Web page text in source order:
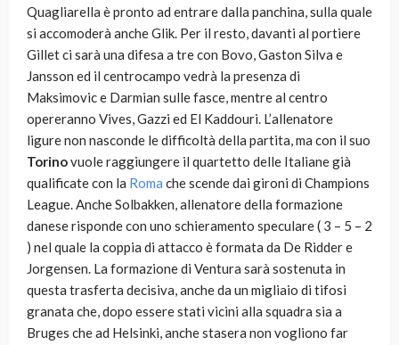
Quagliarella è pronto ad entrare dalla panchina, sulla quale
si accomoderà anche Glik. Per il resto, davanti al portiere
Gillet ci sarà una difesa a tre con Bovo, Gaston Silva e
Jansson ed il centrocampo vedrà la presenza di
Maksimovic e Darmian sulle fasce, mentre al centro
opereranno Vives, Gazzi ed El Kaddouri. L’allenatore
ligure non nasconde le difficoltà della partita, ma con il suo
Torinovuole raggiungere il quartetto delle Italiane già
qualificate con la Roma che scende dai gironi di Champions
League. Anche Solbakken, allenatore della formazione
danese risponde con uno schieramento speculare ( 3 – 5 – 2
) nel quale la coppia di attacco è formata da De Ridder e
Jorgensen. La formazione di Ventura sarà sostenuta in
questa trasferta decisiva, anche da un migliaio di tifosi
granata che, dopo essere stati vicini alla squadra sia a
Bruges che ad Helsinki, anche stasera non vogliono far